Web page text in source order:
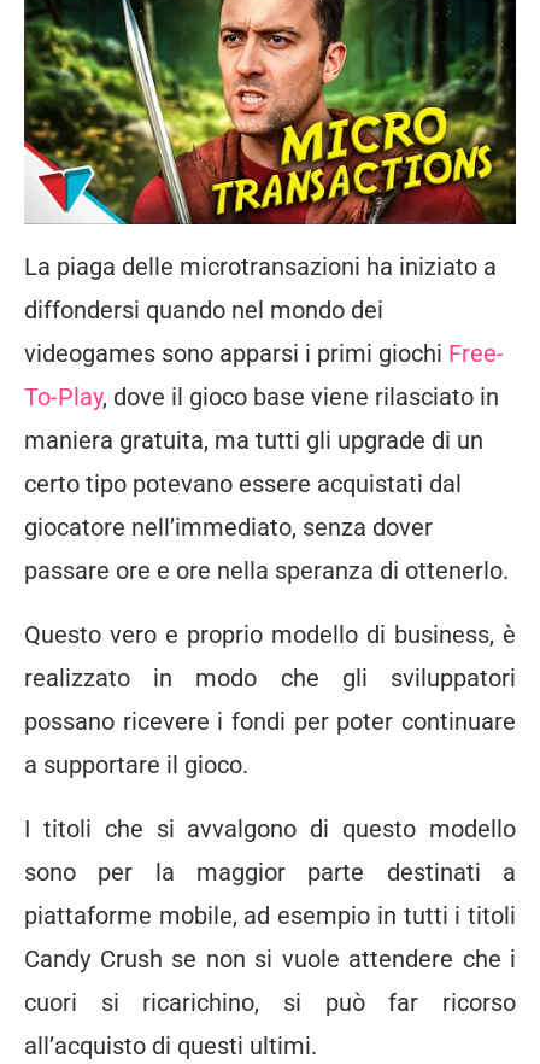
La piaga delle microtransazioni ha iniziato a
diffondersi quando nel mondo dei
videogames sono apparsi i primi giochi Free-
To-Play, dove il gioco base viene rilasciato in
maniera gratuita, ma tutti gli upgrade di un
certo tipo potevano essere acquistati dal
giocatore nell’immediato, senza dover
passare ore e ore nella speranza di ottenerlo.
Questo vero e proprio modello di business, è
realizzato in modo che gli sviluppatori
possano ricevere i fondi per poter continuare
a supportare il gioco.
I titoli che si avvalgono di questo modello
sono per la maggior parte destinati a
piattaforme mobile, ad esempio in tutti i titoli
Candy Crush se non si vuole attendere che i
cuori si ricarichino, si può far ricorso
all’acquisto di questi ultimi.